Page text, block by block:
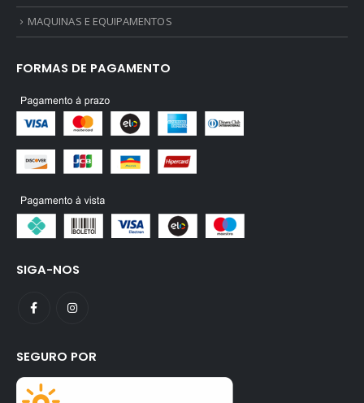
MAQUINAS E EQUIPAMENTOS
FORMAS DE PAGAMENTO
SIGA-NOS
SEGURO POR